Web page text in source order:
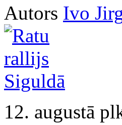
Autors Ivo
12. augustā